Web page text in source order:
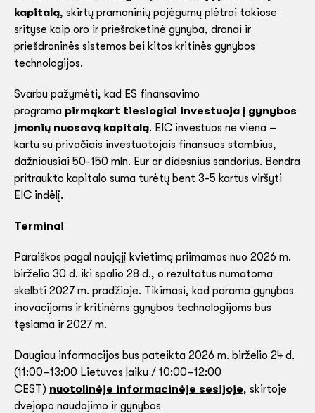
kapitalą, skirtų pramoninių pajėgumų plėtrai tokiose
srityse kaip oro ir priešraketinė gynyba, dronai ir
priešdroninės sistemos bei kitos kritinės gynybos
technologijos.
Svarbu pažymėti, kad ES finansavimo
programa pirmąkart tiesiogiai investuoja į gynybos
įmonių nuosavą kapitalą. EIC investuos ne viena –
kartu su privačiais investuotojais finansuos stambius,
dažniausiai 50-150 mln. Eur ar didesnius sandorius. Bendra
pritraukto kapitalo suma turėtų bent 3-5 kartus viršyti
EIC indėlį.
Terminai
Paraiškos pagal naująjį kvietimą priimamos nuo 2026 m.
birželio 30 d. iki spalio 28 d., o rezultatus numatoma
skelbti 2027 m. pradžioje. Tikimasi, kad parama gynybos
inovacijoms ir kritinėms gynybos technologijoms bus
tęsiama ir 2027 m.
Daugiau informacijos bus pateikta 2026 m. birželio 24 d.
(11:00–13:00 Lietuvos laiku / 10:00–12:00
CEST) nuotolinėje informacinėje sesijoje, skirtoje
dvejopo naudojimo ir gynybos